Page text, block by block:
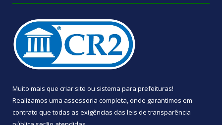
Muito mais que criar site ou sistema para prefeituras!
Realizamos uma assessoria completa, onde garantimos em
contrato que todas as exigências das leis de transparência